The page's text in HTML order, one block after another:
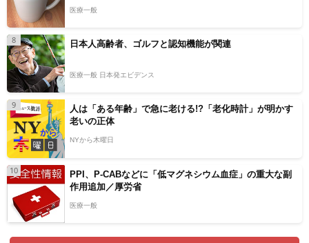
医療一般
8 日本人高齢者、ゴルフと認知機能が関連
医療一般 日本発エビデンス
9
人は「ある年齢」で急に老ける!?「老化時計」が明かす
老いの正体
NYから木曜日
10
PPI、P-CABなどに「低マグネシウム血症」の重大な副
作用追加／厚労省
医療一般